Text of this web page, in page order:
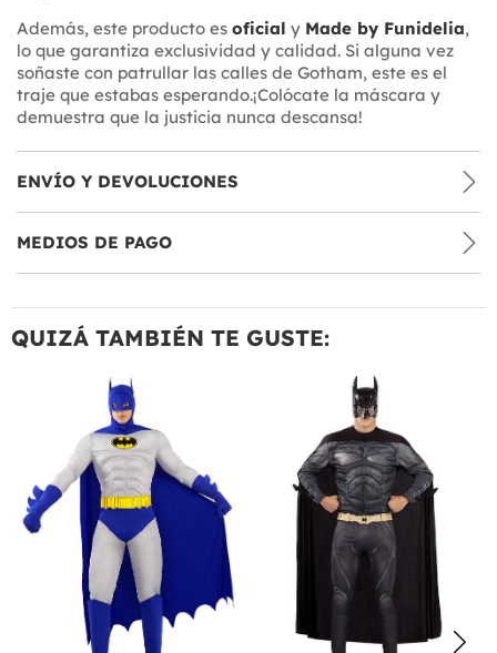
Además, este producto es oficial y Made by Funidelia,
lo que garantiza exclusividad y calidad. Si alguna vez
soñaste con patrullar las calles de Gotham, este es el
traje que estabas esperando.¡Colócate la máscara y
demuestra que la justicia nunca descansa!
ENVÍO Y DEVOLUCIONES
MEDIOS DE PAGO
QUIZÁ TAMBIÉN TE GUSTE: